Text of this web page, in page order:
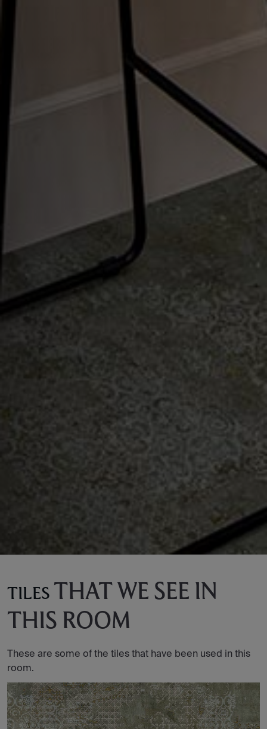
TILES THAT WE SEE IN
THIS ROOM
These are some of the tiles that have been used in this
room.